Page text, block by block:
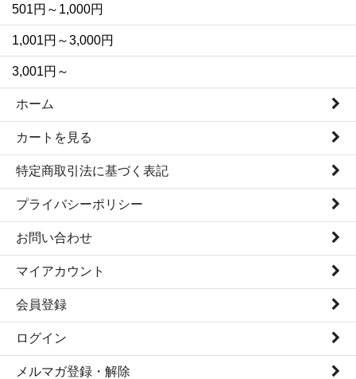
501円～1,000円
1,001円～3,000円
3,001円～
ホーム
カートを見る
特定商取引法に基づく表記
プライバシーポリシー
お問い合わせ
マイアカウント
会員登録
ログイン
メルマガ登録・解除